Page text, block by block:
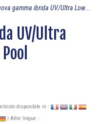
gamma ibrida UV/Ultra Low...
UV/Ultra
disponibile in :
| Altre lingue :